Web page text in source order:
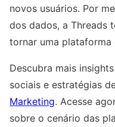
novos usuários. Por
dos dados, a Threads
tornar uma plataforma
Descubra mais
sociais e estratégias
Marketing. Acesse
sobre o cenário das